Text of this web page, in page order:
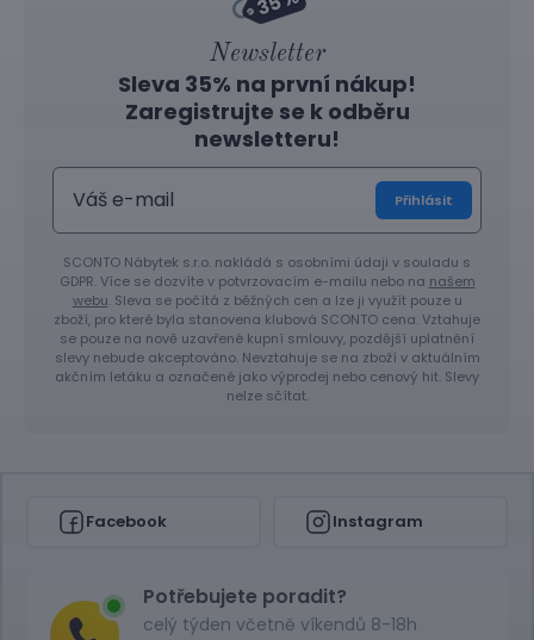
Newsletter
Sleva 35% na první nákup!
Zaregistrujte se k odběru
newsletteru!
Přihlásit
SCONTO Nábytek s.r.o. nakládá s osobními údaji v souladu s
GDPR. Více se dozvíte v potvrzovacím e-mailu nebo na našem
webu. Sleva se počítá z běžných cen a lze ji využít pouze u
zboží, pro které byla stanovena klubová SCONTO cena. Vztahuje
se pouze na nově uzavřené kupní smlouvy, pozdější uplatnění
slevy nebude akceptováno. Nevztahuje se na zboží v aktuálním
akčním letáku a označené jako výprodej nebo cenový hit. Slevy
nelze sčítat.
Facebook Instagram
Potřebujete poradit?
celý týden včetně víkendů 8-18h